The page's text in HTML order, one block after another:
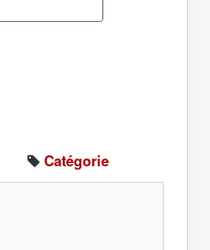
Catégorie